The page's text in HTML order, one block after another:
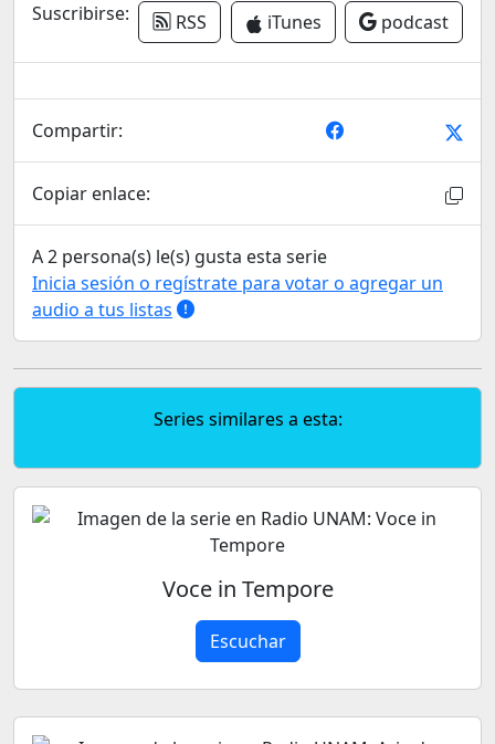
Suscribirse: RSS iTunes podcast
Compartir:
Copiar enlace:
A 2 persona(s) le(s) gusta esta serie
Inicia sesión o regístrate para votar o agregar un
audio a tus listas
Series similares a esta:
Voce in Tempore
Escuchar